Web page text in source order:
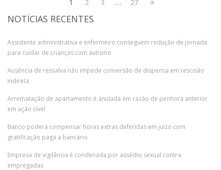
1 2 3 … 27
NOTÍCIAS RECENTES
Assistente administrativa e enfermeiro conseguem redução de jornada
para cuidar de crianças com autismo
Ausência de ressalva não impede conversão de dispensa em rescisão
indireta
Arrematação de apartamento é anulada em razão de penhora anterior
em ação cível
Banco poderá compensar horas extras deferidas em juízo com
gratificação paga a bancário
Empresa de vigilância é condenada por assédio sexual contra
empregadas